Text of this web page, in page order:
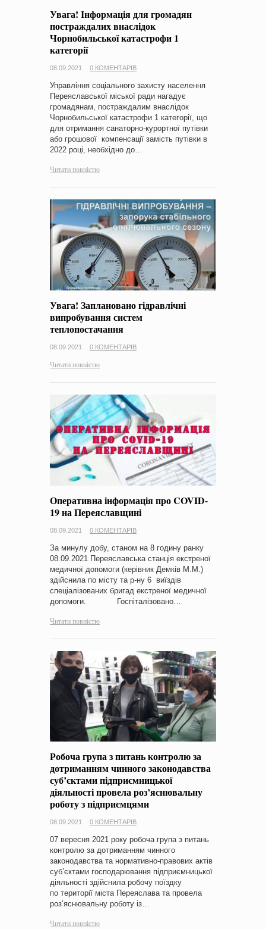
Увага! Інформація для громадян
постраждалих внаслідок
Чорнобильської катастрофи 1
категорії
08.09.2021 0 КОМЕНТАРІВ
Управління соціального захисту населення
Переяславської міської ради нагадує
громадянам, постраждалим внаслідок
Чорнобильської катастрофи 1 категорії, що
для отримання санаторно-курортної путівки
або грошової компенсації замість путівки в
2022 році, необхідно до…
Читати повністю
Увага! Заплановано гідравлічні
випробування систем
теплопостачання
08.09.2021 0 КОМЕНТАРІВ
Читати повністю
Оперативна інформація про COVID-
19 на Переяславщині
08.09.2021 0 КОМЕНТАРІВ
За минулу добу, станом на 8 годину ранку
08.09.2021 Переяславська станція екстреної
медичної допомоги (керівник Демків М.М.)
здійснила по місту та р-ну 6 виїздів
спеціалізованих бригад екстреної медичної
допомоги. Госпіталізовано…
Читати повністю
Робоча група з питань контролю за
дотриманням чинного законодавства
суб’єктами підприємницької
діяльності провела роз’яснювальну
роботу з підприємцями
08.09.2021 0 КОМЕНТАРІВ
07 вересня 2021 року робоча група з питань
контролю за дотриманням чинного
законодавства та нормативно-правових актів
суб’єктами господарювання підприємницької
діяльності здійснила робочу поїздку
по території міста Переяслава та провела
роз’яснювальну роботу із…
Читати повністю